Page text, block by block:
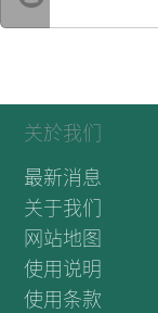
关於我们
最新消息
关于我们
网站地图
使用说明
使用条款